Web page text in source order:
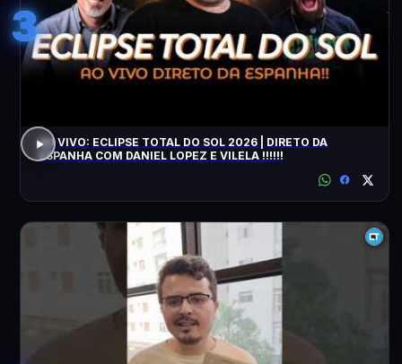
3
AO VIVO: ECLIPSE TOTAL DO SOL 2026 | DIRETO DA
ESPANHA COM DANIEL LOPEZ E VILELA !!!!!!